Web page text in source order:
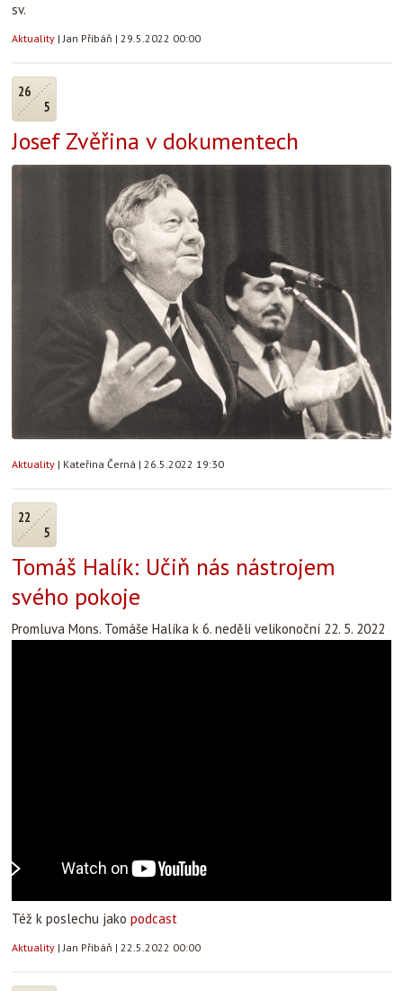
sv.
Aktuality |Jan Přibáň | 29.5.2022 00:00
26
5
Josef Zvěřina v dokumentech
Aktuality | Kateřina Černá | 26.5.2022 19:30
22
5
Tomáš Halík: Učiň nás nástrojem
svého pokoje
Promluva Mons. Tomáše Halíka k 6. neděli velikonoční 22. 5. 2022
Též k poslechu jako podcast
Aktuality |Jan Přibáň | 22.5.2022 00:00